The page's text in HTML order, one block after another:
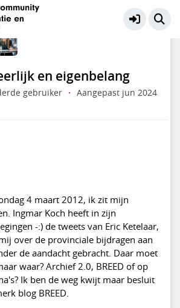
Meer
en eigenbelang
gebruiker ·
Aangepast jun 2024
4 maart 2012, ik zit mijn
Ingmar Koch heeft in zijn
-:) de tweets van Eric Ketelaar,
over de provinciale bijdragen aan
de aandacht gebracht. Daar moet
waar? Archief 2.0, BREED of op
Ik ben de weg kwijt maar besluit
blog BREED.